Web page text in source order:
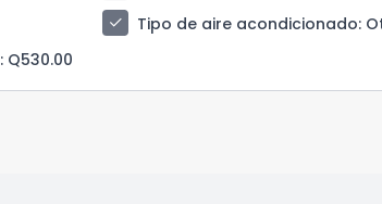
check Tipo de aire acondicionado:
: Q530.00